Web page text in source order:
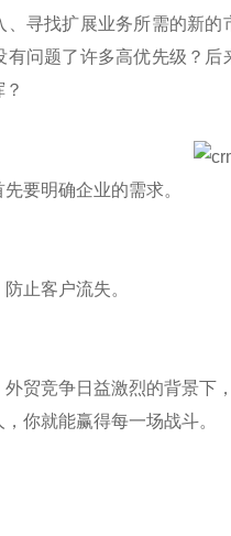
、寻找扩展业务所需的新
有问题了许多高优先级？
明确企业的需求。
止客户流失。
竞争日益激烈的背景下
你就能赢得每一场战斗。